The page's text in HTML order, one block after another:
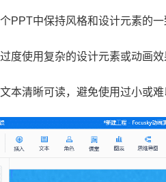
PPT中保持风格和设计元素的
度使用复杂的设计元素或动画
本清晰可读，避免使用过小或难